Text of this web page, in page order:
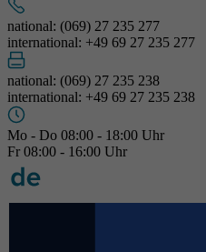
national: (069) 27 235 277
international: +49 69 27 235 277
national: (069) 27 235 238
international: +49 69 27 235 238
Mo - Do 08:00 - 18:00 Uhr
Fr 08:00 - 16:00 Uhr